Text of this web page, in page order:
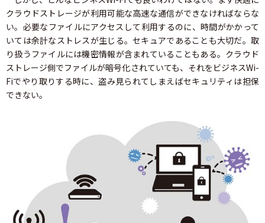
クラウドストレージが利用可能な高速な通信ができなければならな
い。必要なファイルにアクセスして利用するのに、時間がかかって
いては余計なストレスが生じる。セキュアであることも大切だ。取
り扱うファイルには機密情報が含まれていることもある。クラウド
ストレージ側でファイルが暗号化されていても、それをビジネスWi-
Fiでやり取りする時に、盗み見られてしまえばセキュリティは担保
できない。